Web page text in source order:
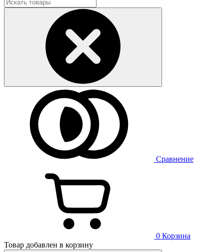
Сравнение
0 Корзина
Товар добавлен в корзину